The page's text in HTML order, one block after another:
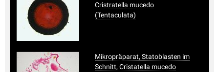
Cristratella mucedo
(Tentaculata)
Mikropräparat, Statoblasten im
Schnitt, Cristatella mucedo